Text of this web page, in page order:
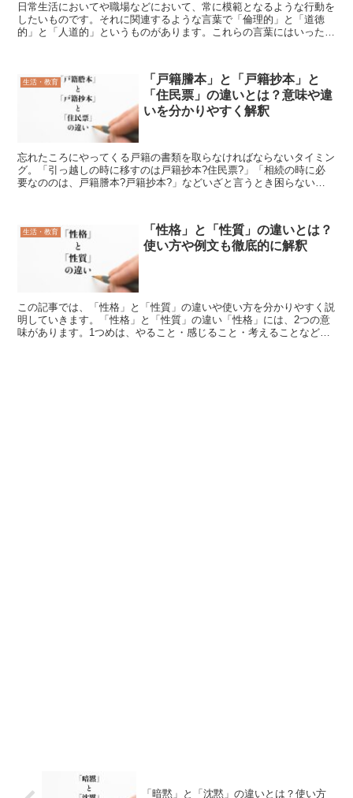
日常生活においてや職場などにおいて、常に模範となるような行動を
したいものです。それに関連するような言葉で「倫理的」と「道徳
的」と「人道的」というものがあります。これらの言葉にはいったい
生活・教育
「戸籍謄本」と「戸籍抄本」と
「住民票」の違いとは？意味や違
いを分かりやすく解釈
忘れたころにやってくる戸籍の書類を取らなければならないタイミン
グ。「引っ越しの時に移すのは戸籍抄本?住民票?」「相続の時に必
要なののは、戸籍謄本?戸籍抄本?」などいざと言うとき困らないよ
生活・教育
「性格」と「性質」の違いとは？
使い方や例文も徹底的に解釈
この記事では、「性格」と「性質」の違いや使い方を分かりやすく説
明していきます。「性格」と「性質」の違い「性格」には、2つの意
味があります。1つめは、やること・感じること・考えることなど、
「暗黙」と「沈黙」の違いとは？使い方